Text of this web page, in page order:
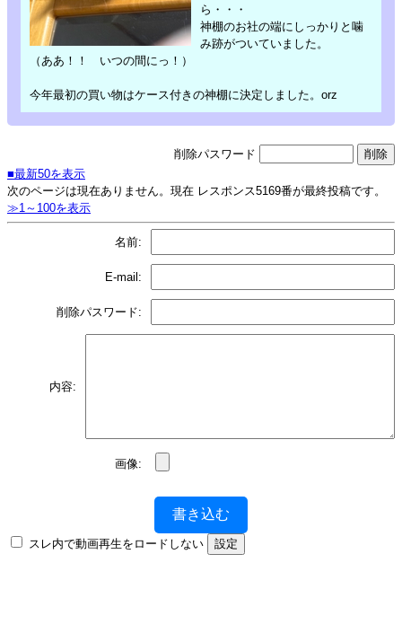
ら・・・
神棚のお社の端にしっかりと噛
み跡がついていました。
（ああ！！ いつの間にっ！）
今年最初の買い物はケース付きの神棚に決定しました。orz
削除パスワード
■最新50を表示
次のページは現在ありません。現在 レスポンス5169番が最終投稿です。
≫1～100を表示
名前:
E-mail:
削除パスワード:
内容:
画像:
書き込む
スレ内で動画再生をロードしない